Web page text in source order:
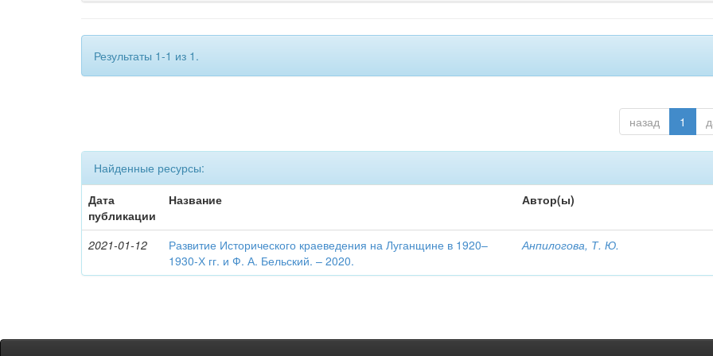
Результаты 1-1 из 1.
назад 1
Найденные ресурсы:
Дата
публикации
Название Автор(ы)
2021-01-12
Развитие Исторического краеведения на Луганщине в 1920–
1930-Х гг. и Ф. А. Бельский. – 2020.
Анпилогова, Т. Ю.